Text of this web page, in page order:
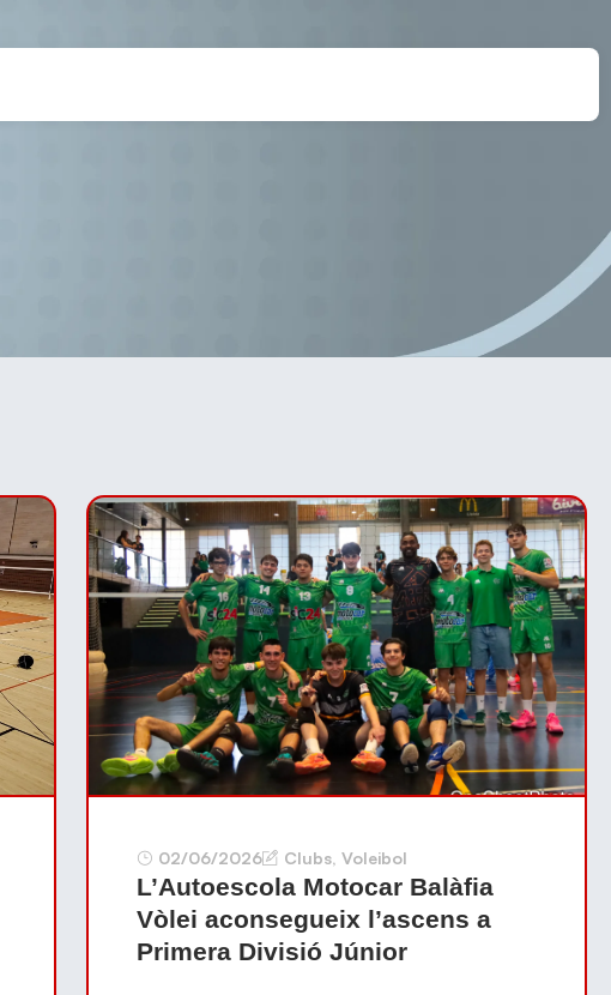
02/06/2026 Clubs, Voleibol
L’Autoescola Motocar Balàfia
Vòlei aconsegueix l’ascens a
Primera Divisió Júnior